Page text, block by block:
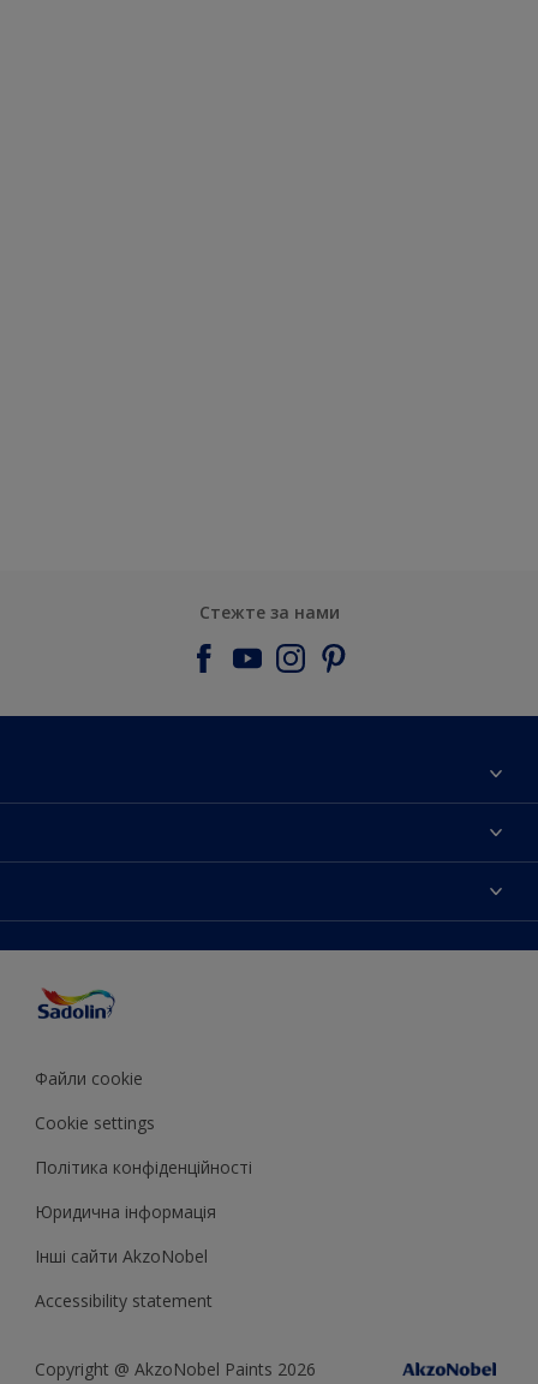
Стежте за нами
Контактна iнформацiя
Продукцiя
Натхнення
Поради декоратора
Файли cookie
Cookie settings
Полiтика конфiденцiйностi
Юридична iнформацiя
Iншi сайти AkzoNobel
Accessibility statement
Copyright @ AkzoNobel Paints 2026